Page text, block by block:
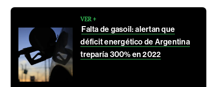
VER +
Falta de gasoil: alertan que
déficit energético de Argentina
treparía 300% en 2022